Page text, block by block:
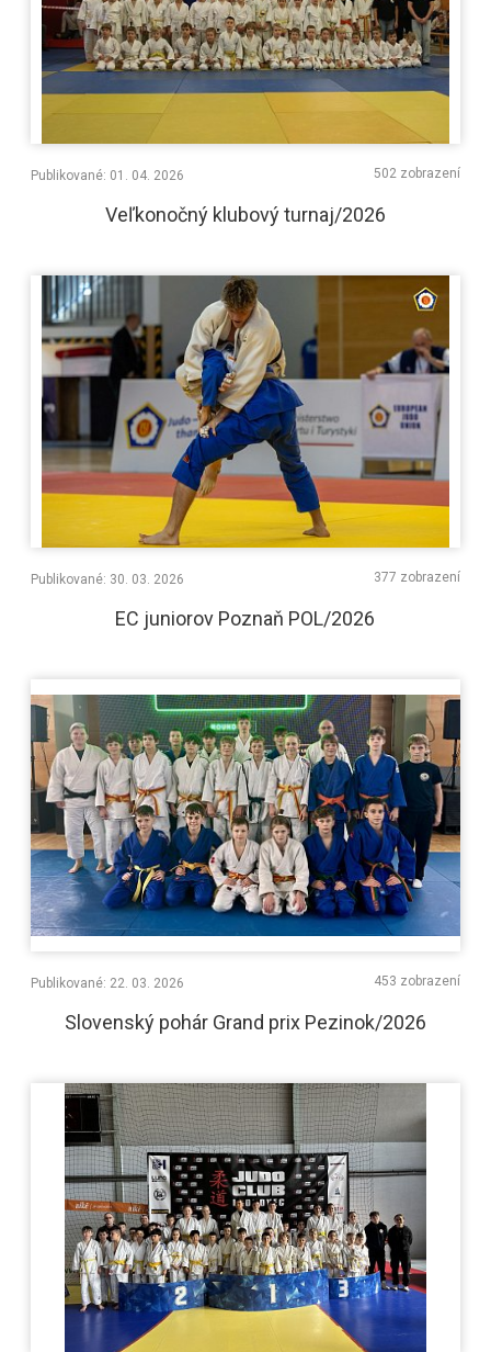
Publikované: 01. 04. 2026 502 zobrazení
Veľkonočný klubový turnaj/2026
Publikované: 30. 03. 2026 377 zobrazení
EC juniorov Poznaň POL/2026
Publikované: 22. 03. 2026 453 zobrazení
Slovenský pohár Grand prix Pezinok/2026